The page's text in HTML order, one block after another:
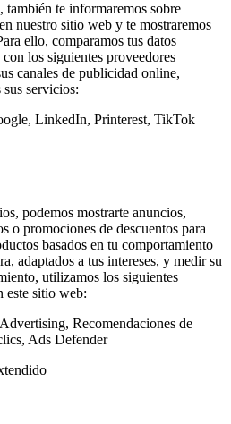
también te informaremos sobre
nuestro sitio web y te mostraremos
ello, comparamos tus datos
los siguientes proveedores
canales de publicidad online,
servicios:
LinkedIn, Printerest, TikTok
podemos mostrarte anuncios,
o promociones de descuentos para
basados en tu comportamiento
adaptados a tus intereses, y medir su
utilizamos los siguientes
este sitio web:
Recomendaciones de
Ads Defender